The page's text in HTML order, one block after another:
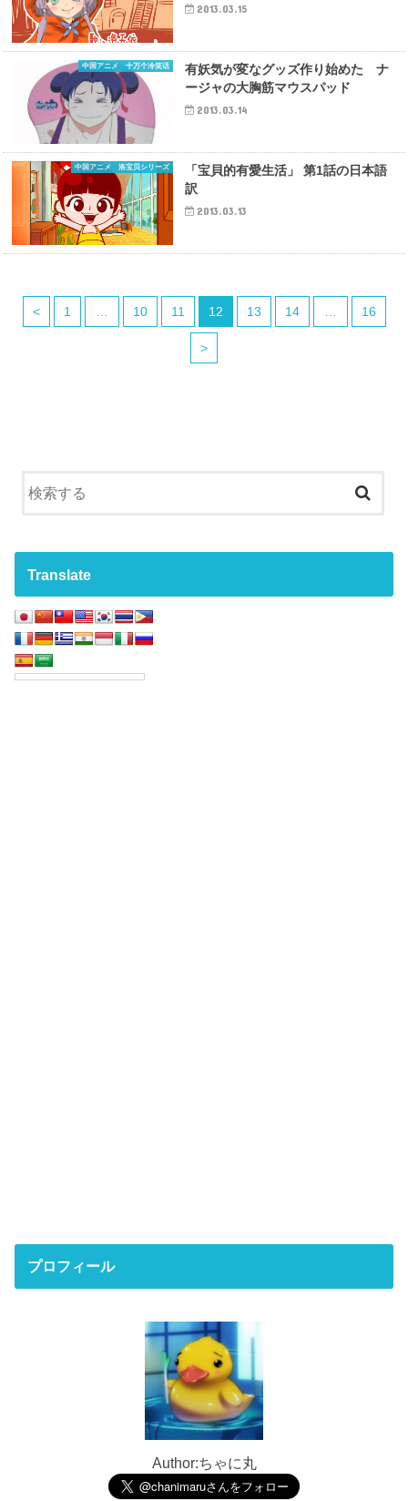
2013.03.15
中国アニメ 十万个冷笑话
有妖気が変なグッズ作り始めた ナ
ージャの大胸筋マウスパッド
2013.03.14
中国アニメ 洛宝贝シリーズ
「宝貝的有愛生活」 第1話の日本語
訳
2013.03.13
< 1 10 11 12 13 14 16
>
Translate
プロフィール
Author:ちゃに丸